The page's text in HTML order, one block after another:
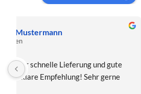
Christa Meis
Toller Shop, Top Qualität. Aber
Hammer war der
Samstag geliefert! Mega, nur zu